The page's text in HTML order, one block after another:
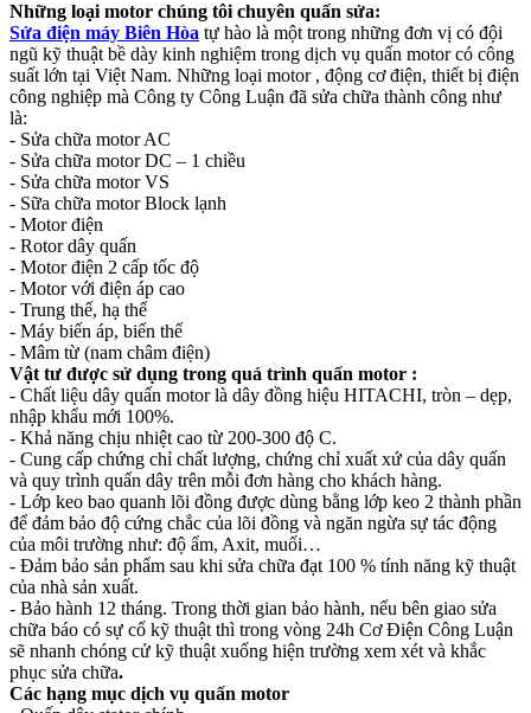
Những loại motor chúng tôi chuyên quấn sửa:
Sửa điện máy Biên Hòa tự hào là một trong những đơn vị có đội
ngũ kỹ thuật bề dày kinh nghiệm trong dịch vụ quấn motor có công
suất lớn tại Việt Nam. Những loại motor , động cơ điện, thiết bị điện
công nghiệp mà Công ty Công Luận đã sửa chữa thành công như
là:
- Sửa chữa motor AC
- Sửa chữa motor DC – 1 chiều
- Sửa chữa motor VS
- Sữa chữa motor Block lạnh
- Motor điện
- Rotor dây quấn
- Motor điện 2 cấp tốc độ
- Motor với điện áp cao
- Trung thế, hạ thế
- Máy biến áp, biến thế
- Mâm từ (nam châm điện)
Vật tư được sử dụng trong quá trình quấn motor :
- Chất liệu dây quấn motor là dây đồng hiệu HITACHI, tròn – dẹp,
nhập khẩu mới 100%.
- Khả năng chịu nhiệt cao từ 200-300 độ C.
- Cung cấp chứng chỉ chất lượng, chứng chỉ xuất xứ của dây quấn
và quy trình quấn dây trên mỗi đơn hàng cho khách hàng.
- Lớp keo bao quanh lõi đồng được dùng bằng lớp keo 2 thành phần
để đảm bảo độ cứng chắc của lõi đồng và ngăn ngừa sự tác động
của môi trường như: độ ẩm, Axit, muối…
- Đảm bảo sản phẩm sau khi sửa chữa đạt 100 % tính năng kỹ thuật
của nhà sản xuất.
- Bảo hành 12 tháng. Trong thời gian bảo hành, nếu bên giao sửa
chữa báo có sự cố kỹ thuật thì trong vòng 24h Cơ Điện Công Luận
sẽ nhanh chóng cử kỹ thuật xuống hiện trường xem xét và khắc
phục sửa chữa.
Các hạng mục dịch vụ quấn motor